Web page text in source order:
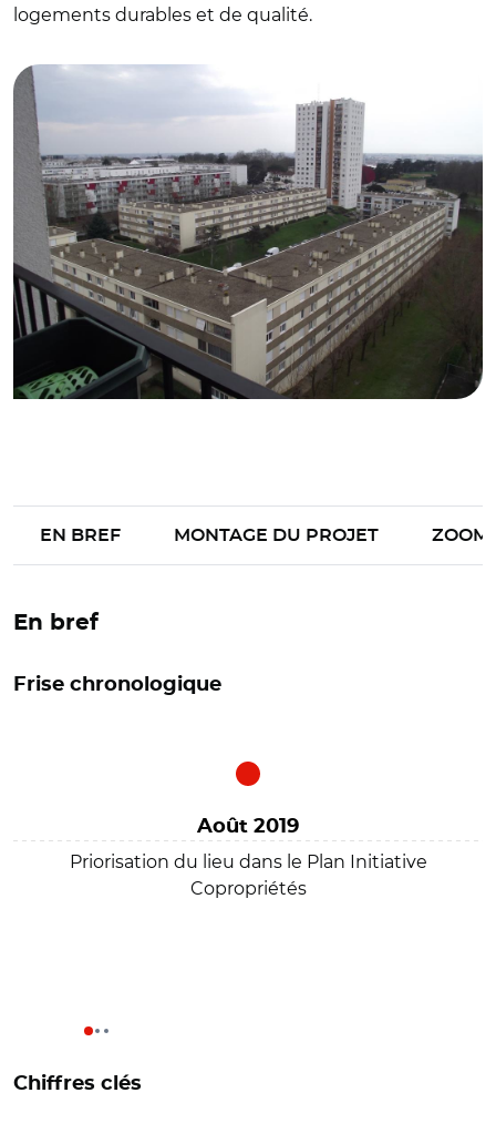
logements durables et de qualité.
EN BREF MONTAGE DU PROJET ZOOM
En bref
Frise chronologique
Août 2019
Priorisation du lieu dans le Plan Initiative
Copropriétés
Chiffres clés